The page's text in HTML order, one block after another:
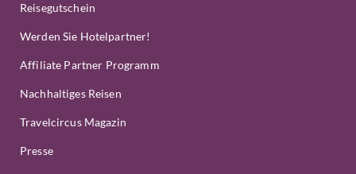
Reisegutschein
Werden Sie Hotelpartner!
Affiliate Partner Programm
Nachhaltiges Reisen
Travelcircus Magazin
Presse